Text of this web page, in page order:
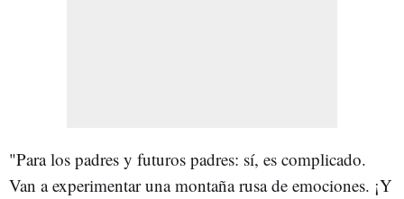
"Para los padres y futuros padres: sí, es complicado.
Van a experimentar una montaña rusa de emociones. ¡Y